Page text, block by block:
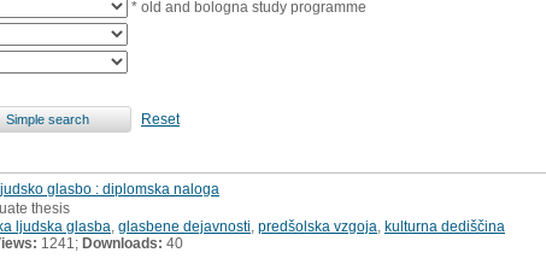
* old and bologna study programme
Reset
glasbo : diplomska naloga
thesis
ljudska glasba glasbene dejavnosti predšolska vzgoja kulturna dediščina
1241; Downloads: 40